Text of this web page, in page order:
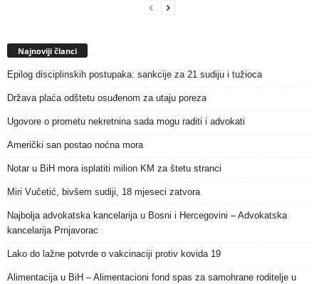
Najnoviji članci
Epilog disciplinskih postupaka: sankcije za 21 sudiju i tužioca
Država plaća odštetu osuđenom za utaju poreza
Ugovore o prometu nekretnina sada mogu raditi i advokati
Američki san postao noćna mora
Notar u BiH mora isplatiti milion KM za štetu stranci
Miri Vučetić, bivšem sudiji, 18 mjeseci zatvora
Najbolja advokatska kancelarija u Bosni i Hercegovini – Advokatska
kancelarija Prnjavorac
Lako do lažne potvrde o vakcinaciji protiv kovida 19
Alimentacija u BiH – Alimentacioni fond spas za samohrane roditelje u